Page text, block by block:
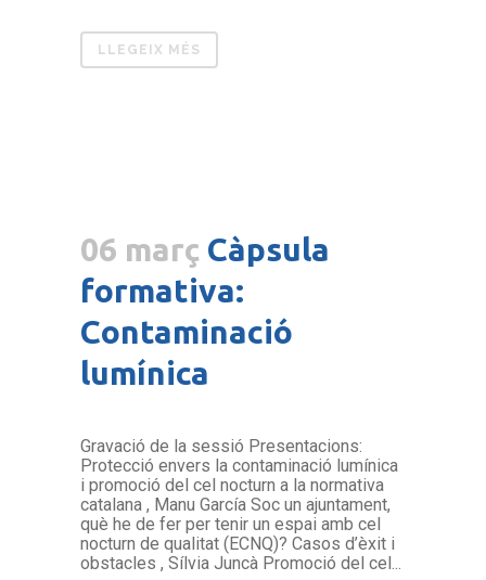
LLEGEIX MÉS
06 març Càpsula
formativa:
Contaminació
lumínica
Gravació de la sessió Presentacions:
Protecció envers la contaminació lumínica
i promoció del cel nocturn a la normativa
catalana , Manu García Soc un ajuntament,
què he de fer per tenir un espai amb cel
nocturn de qualitat (ECNQ)? Casos d’èxit i
obstacles , Sílvia Juncà Promoció del cel...